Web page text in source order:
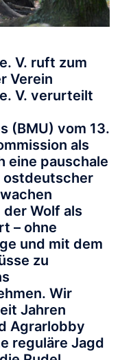
V. ruft zum
Verein
V. verurteilt
(BMU) vom 13.
als
eine pauschale
ostdeutscher
Wolf als
– ohne
und mit dem
zu
Wir
Jahren
Agrarlobby
reguläre Jagd